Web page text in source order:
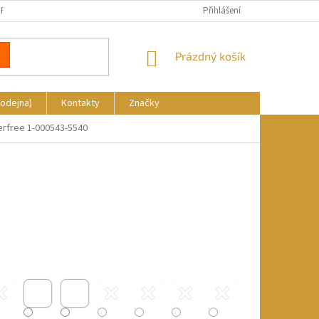
REKLAMACE KDE NÁS NAJDETE
Přihlášení
NÁKUPNÍ
Prázdný košík
Kontakty
Značky
1-000543-5540